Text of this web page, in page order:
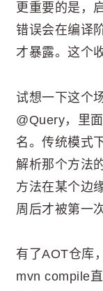
更重要的是，
错误会在编译
才暴露。这个
试想一下这个
@Query，里
名。传统模式
解析那个方法
方法在某个边
周后才被第一
有了AOT仓库
mvn compile